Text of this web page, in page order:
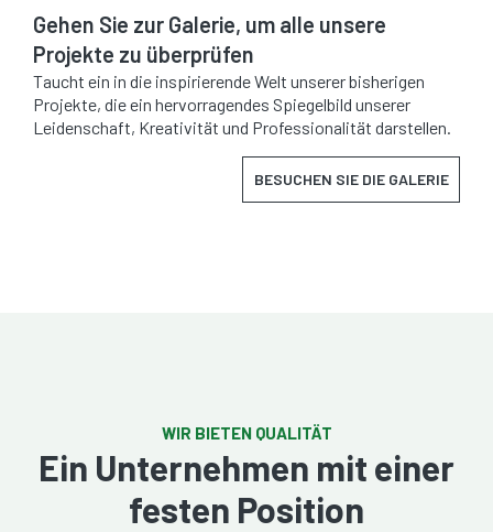
Gehen Sie zur Galerie, um alle unsere
Projekte zu überprüfen
Taucht ein in die inspirierende Welt unserer bisherigen
Projekte, die ein hervorragendes Spiegelbild unserer
Leidenschaft, Kreativität und Professionalität darstellen.
BESUCHEN SIE DIE GALERIE
WIR BIETEN QUALITÄT
Ein Unternehmen mit einer
festen Position